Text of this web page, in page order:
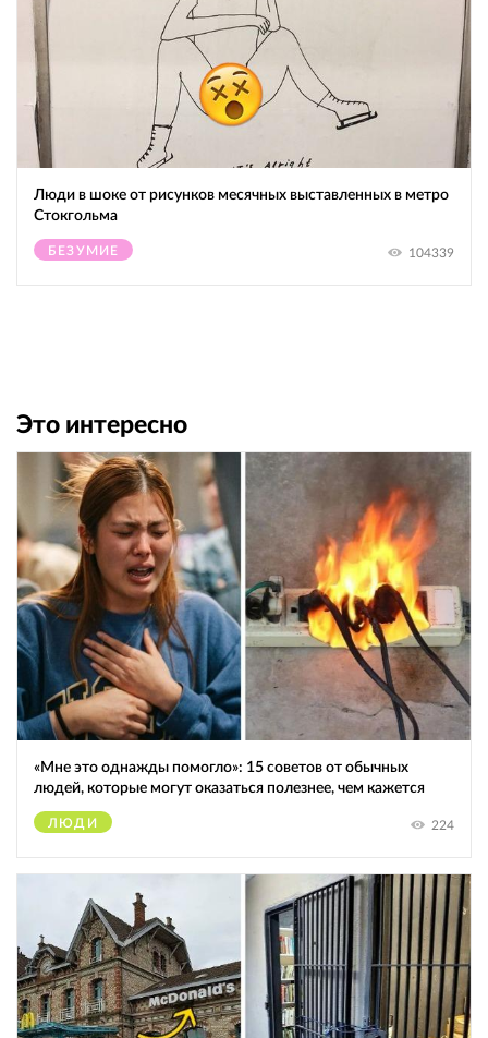
Люди в шоке от рисунков месячных выставленных в метро
Стокгольма
БЕЗУМИЕ 104339
Это интересно
«Мне это однажды помогло»: 15 советов от обычных
людей, которые могут оказаться полезнее, чем кажется
ЛЮДИ 224